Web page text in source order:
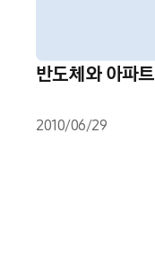
반도체와 아파트
2010/06/29